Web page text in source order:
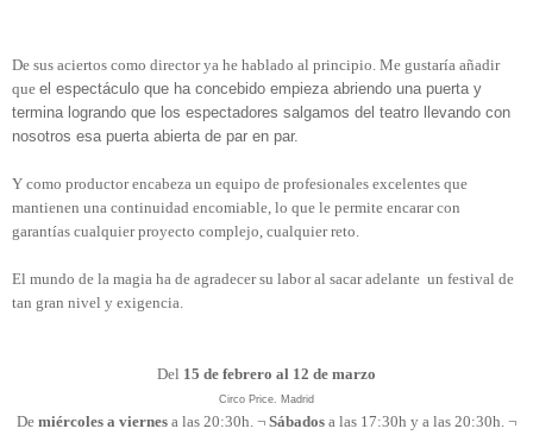
De sus aciertos como director ya he hablado al principio. Me gustaría añadir
que el espectáculo que ha concebido empieza abriendo una puerta y
termina logrando que los espectadores salgamos del teatro llevando con
nosotros esa puerta abierta de par en par.
Y como productor encabeza un equipo de profesionales excelentes que
mantienen una continuidad encomiable, lo que le permite encarar con
garantías cualquier proyecto complejo, cualquier reto.
El mundo de la magia ha de agradecer su labor al sacar adelante un festival de
tan gran nivel y exigencia.
Del 15 de febrero al 12 de marzo
Circo Price. Madrid
De miércoles a viernes a las 20:30h. ¬ Sábados a las 17:30h y a las 20:30h. ¬